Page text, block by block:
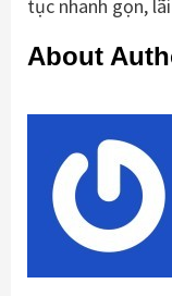
tục nhanh gọn,
About